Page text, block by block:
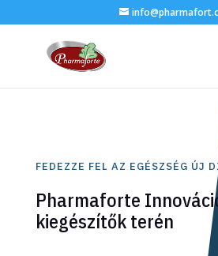
FEDEZZE FEL AZ EGÉSZSÉG ÚJ
Pharmaforte
kiegészítők terén